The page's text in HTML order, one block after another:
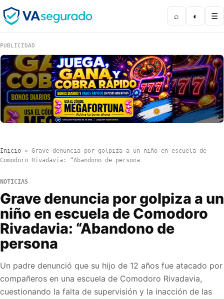
⌕ ◐ ☰
PUBLICIDAD
Inicio » Grave denuncia por golpiza a un niño en escuela de
Comodoro Rivadavia: “Abandono de persona
NOTICIAS
Grave denuncia por golpiza a un
niño en escuela de Comodoro
Rivadavia: “Abandono de
persona
Un padre denunció que su hijo de 12 años fue atacado por
compañeros en una escuela de Comodoro Rivadavia,
cuestionando la falta de supervisión y la inacción de las